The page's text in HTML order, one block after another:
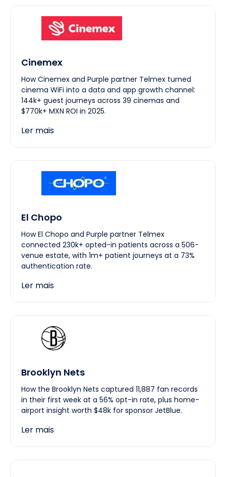
Cinemex
How Cinemex and Purple partner Telmex turned
cinema WiFi into a data and app growth channel:
144k+ guest journeys across 39 cinemas and
$770k+ MXN ROI in 2025.
Ler mais
El Chopo
How El Chopo and Purple partner Telmex
connected 230k+ opted-in patients across a 506-
venue estate, with 1m+ patient journeys at a 73%
authentication rate.
Ler mais
Brooklyn Nets
How the Brooklyn Nets captured 11,887 fan records
in their first week at a 56% opt-in rate, plus home-
airport insight worth $48k for sponsor JetBlue.
Ler mais